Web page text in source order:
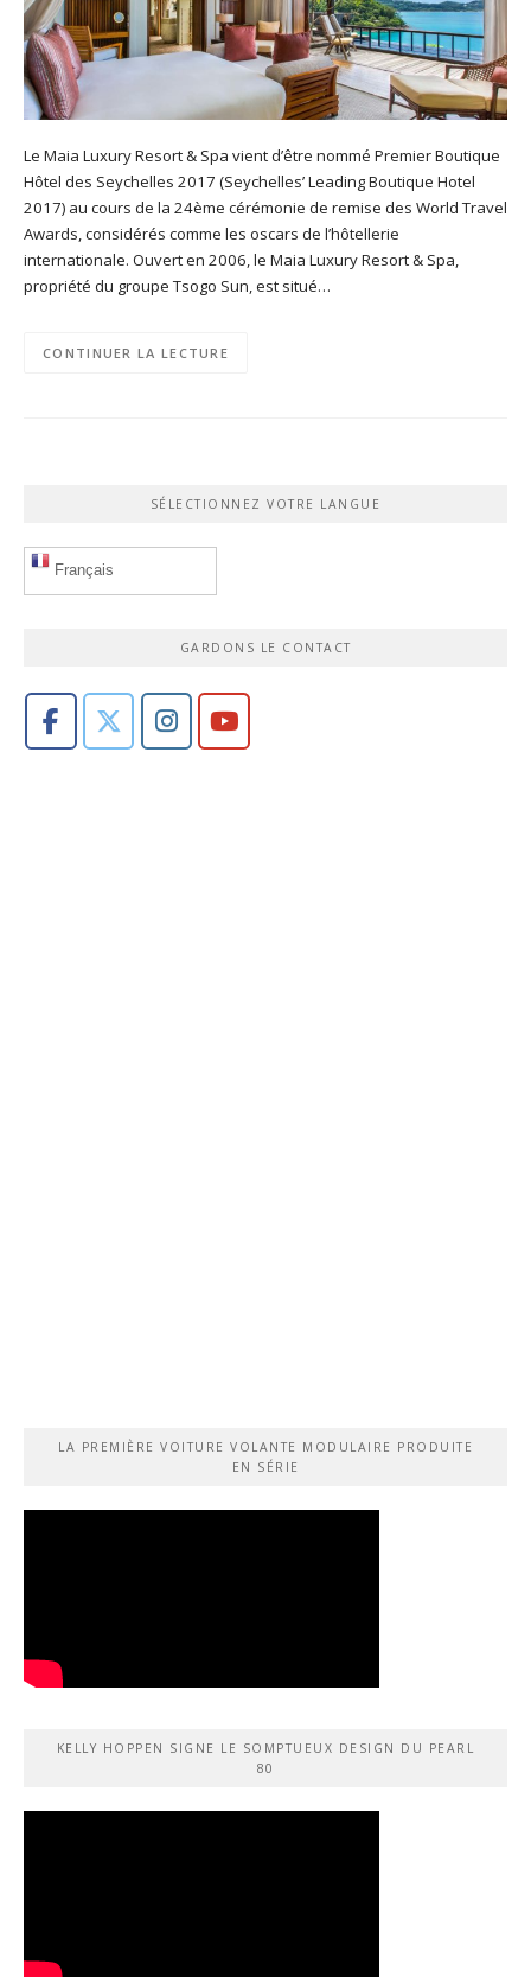
Le Maia Luxury Resort & Spa vient d’être nommé Premier Boutique
Hôtel des Seychelles 2017 (Seychelles’ Leading Boutique Hotel
2017) au cours de la 24ème cérémonie de remise des World Travel
Awards, considérés comme les oscars de l’hôtellerie
internationale. Ouvert en 2006, le Maia Luxury Resort & Spa,
propriété du groupe Tsogo Sun, est situé…
CONTINUER LA LECTURE
SÉLECTIONNEZ VOTRE LANGUE
Français
GARDONS LE CONTACT
LA PREMIÈRE VOITURE VOLANTE MODULAIRE PRODUITE
EN SÉRIE
KELLY HOPPEN SIGNE LE SOMPTUEUX DESIGN DU PEARL
80